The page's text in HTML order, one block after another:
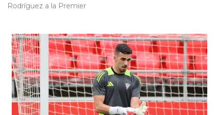
Rodríguez a la Premier